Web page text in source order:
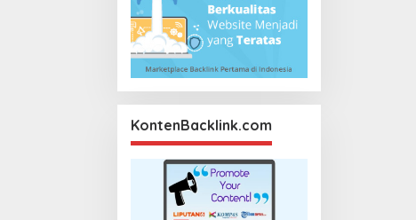
KontenBacklink.com